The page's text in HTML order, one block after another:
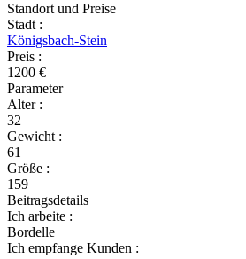
Standort und Preise
Stadt :
Königsbach-Stein
Preis :
1200 €
Parameter
Alter :
32
Gewicht :
61
Größe :
159
Beitragsdetails
Ich arbeite :
Bordelle
Ich empfange Kunden :